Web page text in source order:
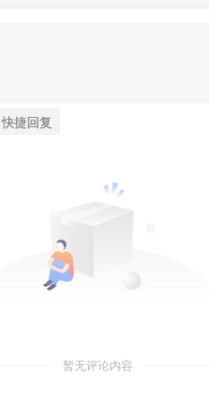
快捷回复
暂无评论内容